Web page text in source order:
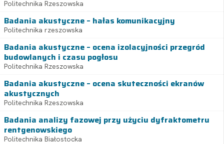
Politechnika Rzeszowska
Badania akustyczne – hałas komunikacyjny
Politechnika rzeszowska
Badania akustyczne – ocena izolacyjności przegród
budowlanych i czasu pogłosu
Politechnika Rzeszowska
Badania akustyczne – ocena skuteczności ekranów
akustycznych
Politechnika Rzeszowska
Badania analizy fazowej przy użyciu dyfraktometru
rentgenowskiego
Politechnika Białostocka